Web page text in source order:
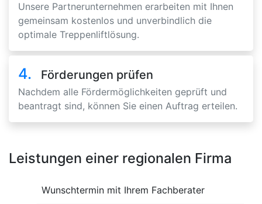
Unsere Partnerunternehmen erarbeiten mit Ihnen
gemeinsam kostenlos und unverbindlich die
optimale Treppenliftlösung.
4. Förderungen prüfen
Nachdem alle Fördermöglichkeiten geprüft und
beantragt sind, können Sie einen Auftrag erteilen.
Leistungen einer regionalen Firma
Wunschtermin mit Ihrem Fachberater